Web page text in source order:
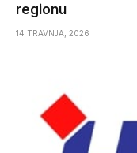
regionu
14 TRAVNJA, 2026